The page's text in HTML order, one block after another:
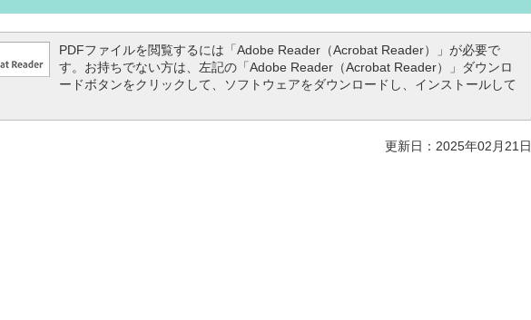
PDFファイルを閲覧するには「Adobe Reader（Acrobat Reader）」が必要で
す。お持ちでない方は、左記の「Adobe Reader（Acrobat Reader）」ダウンロ
ードボタンをクリックして、ソフトウェアをダウンロードし、インストールして
更新日：2025年02月21日